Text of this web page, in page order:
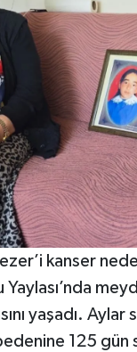
kanser
yaşadı. Aylar
125 gün